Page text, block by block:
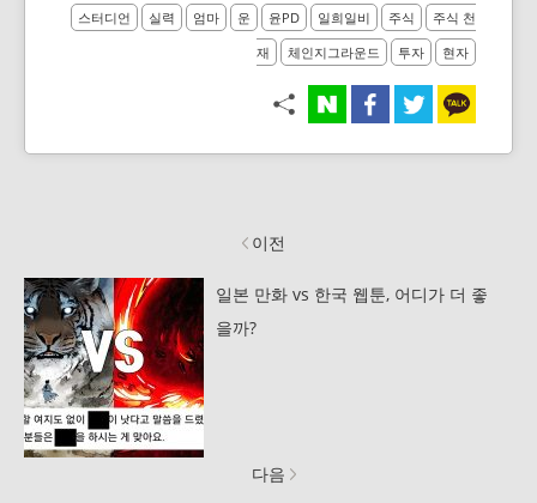
스터디언 실력 엄마 운 윤PD 일희일비 주식
주식 천
재
체인지그라운드 투자 현자
이전
일본 만화 vs 한국 웹툰, 어디가 더 좋
을까?
다음